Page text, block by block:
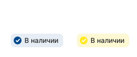
В наличии В наличии